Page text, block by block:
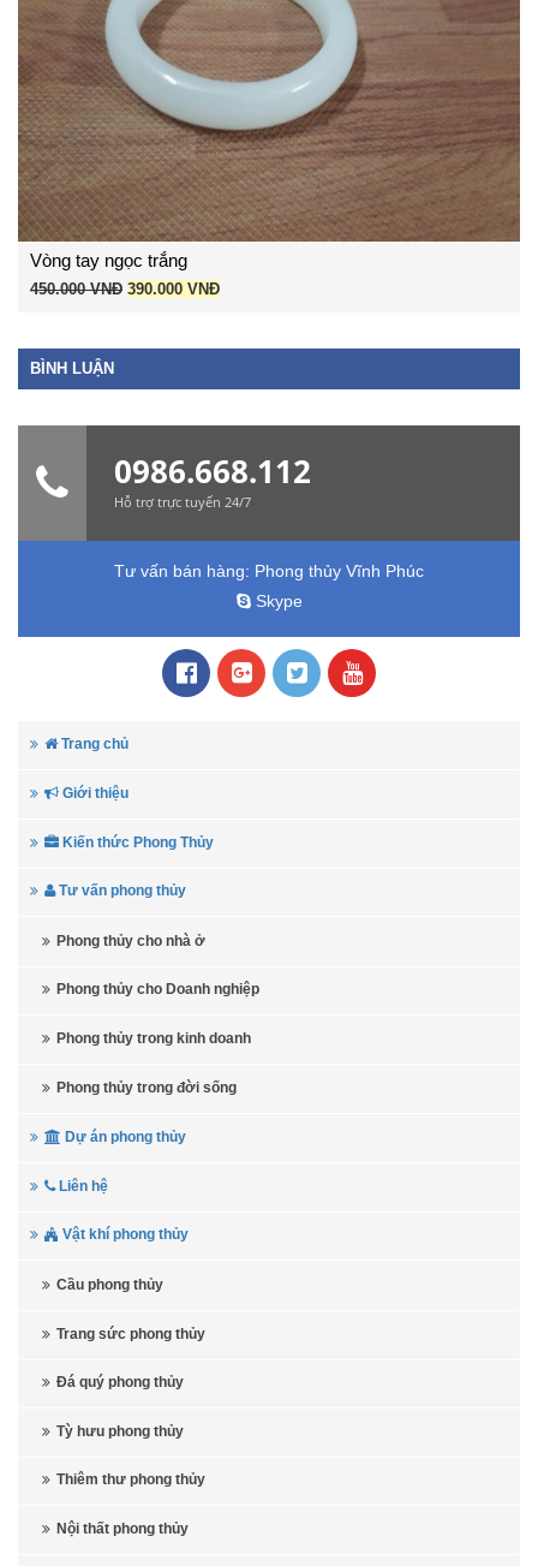
Vòng tay ngọc trắng
450.000VNĐ Giá
450.000 VNĐ.
390.000 VNĐGiá
là:
BÌNH LUẬN
0986.668.112
Hỗ trợ trực tuyến 24/7
Tư vấn bán hàng: Phong thủy Vĩnh Phúc
Skype
Trang chủ
Giới thiệu
Kiến thức Phong Thủy
Tư vấn phong thủy
Phong thủy cho nhà ở
Phong thủy cho Doanh nghiệp
Phong thủy trong kinh doanh
Phong thủy trong đời sống
Dự án phong thủy
Liên hệ
Vật khí phong thủy
Cầu phong thủy
Trang sức phong thủy
Đá quý phong thủy
Tỳ hưu phong thủy
Thiêm thư phong thủy
Nội thất phong thủy